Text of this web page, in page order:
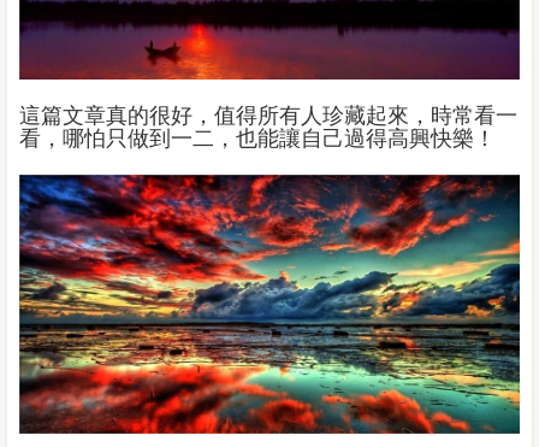
這篇文章真的很好，值得所有人珍藏起來，時常看一
看，哪怕只做到一二，也能讓自己過得高興快樂！